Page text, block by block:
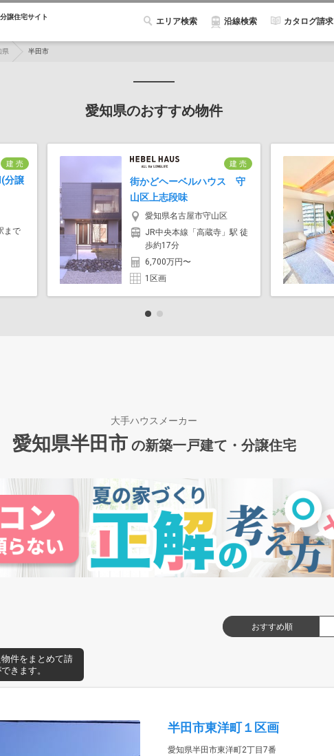
譲住宅サイト エリア検索 沿線検索 カタログ請求
県 半田市
愛知県のおすすめ物件
建 売
分譲
まで
建 売
街かどヘーベルハウス 守
山区上志段味
愛知県名古屋市守山区
JR中央本線「高蔵寺」駅 徒
歩約17分
6,700万円〜
1区画
大手ハウスメーカー
愛知県半田市 の新築一戸建て・分譲住宅
おすすめ順
件をまとめて請
きます。
半田市東洋町１区画
愛知県半田市東洋町2丁目7番